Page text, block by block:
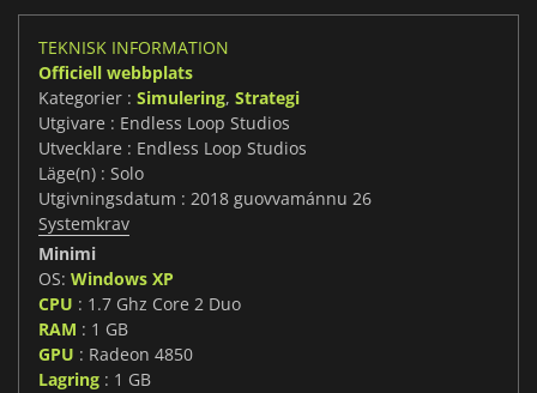
TEKNISK INFORMATION
Officiell webbplats
Kategorier : Simulering, Strategi
Utgivare : Endless Loop Studios
Utvecklare : Endless Loop Studios
Läge(n) : Solo
Utgivningsdatum : 2018 guovvamánnu 26
Systemkrav
Minimi
OS: Windows XP
CPU : 1.7 Ghz Core 2 Duo
RAM : 1 GB
GPU : Radeon 4850
Lagring : 1 GB